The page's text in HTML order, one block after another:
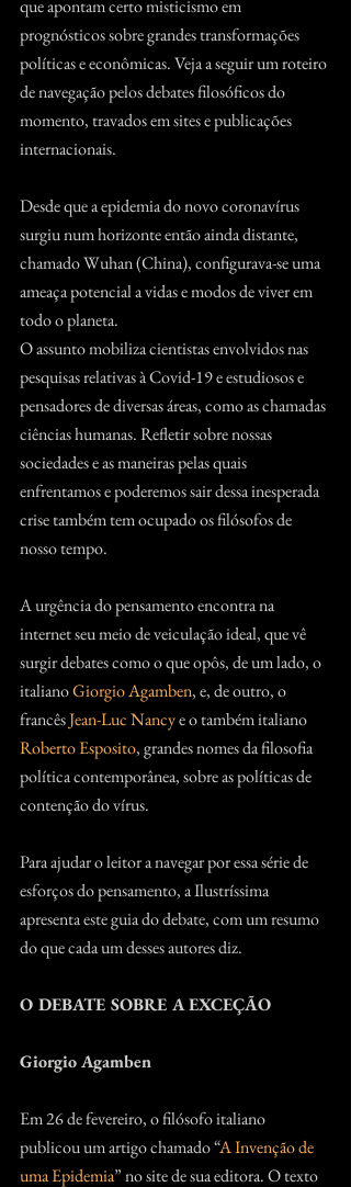
que apontam certo misticismo em
prognósticos sobre grandes transformações
políticas e econômicas. Veja a seguir um roteiro
de navegação pelos debates filosóficos do
momento, travados em sites e publicações
internacionais.
Desde que a epidemia do novo coronavírus
surgiu num horizonte então ainda distante,
chamado Wuhan (China), configurava-se uma
ameaça potencial a vidas e modos de viver em
todo o planeta.
O assunto mobiliza cientistas envolvidos nas
pesquisas relativas à Covid-19 e estudiosos e
pensadores de diversas áreas, como as chamadas
ciências humanas. Refletir sobre nossas
sociedades e as maneiras pelas quais
enfrentamos e poderemos sair dessa inesperada
crise também tem ocupado os filósofos de
nosso tempo.
A urgência do pensamento encontra na
internet seu meio de veiculação ideal, que vê
surgir debates como o que opôs, de um lado, o
italiano Giorgio Agamben, e, de outro, o
francês Jean-Luc Nancy e o também italiano
Roberto Esposito, grandes nomes da filosofia
política contemporânea, sobre as políticas de
contenção do vírus.
Para ajudar o leitor a navegar por essa série de
esforços do pensamento, a Ilustríssima
apresenta este guia do debate, com um resumo
do que cada um desses autores diz.
O DEBATE SOBRE A EXCEÇÃO
Giorgio Agamben
Em 26 de fevereiro, o filósofo italiano
publicou um artigo chamado “A Invenção de
uma Epidemia” no site de sua editora. O texto